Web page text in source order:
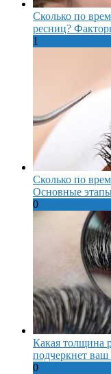
Сколько по
ресниц?
1
Сколько по
Основные
0
Какая толщина
подчеркнет
0